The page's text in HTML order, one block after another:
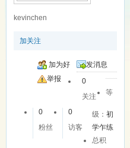
kevinchen
加关注
加为好
友
发消息
举报
0
关注
0
粉丝
0
访客
等
级：初
学乍练
总积